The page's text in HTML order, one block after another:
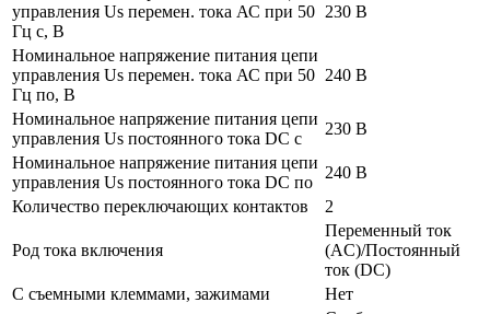
управления Us перемен. тока АС при 50
Гц с, В
230 В
Номинальное напряжение питания цепи
управления Us перемен. тока АС при 50
Гц по, В
240 В
Номинальное напряжение питания цепи
управления Us постоянного тока DC с
230 В
Номинальное напряжение питания цепи
управления Us постоянного тока DC по
240 В
Количество переключающих контактов
2
Род тока включения
Переменный ток
(AC)/Постоянный
ток (DC)
С съемными клеммами, зажимами
Нет